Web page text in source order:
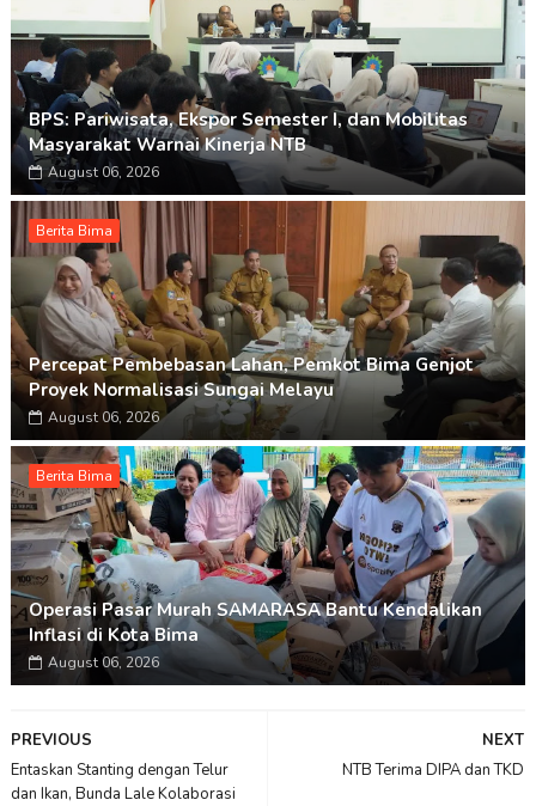
BPS: Pariwisata, Ekspor Semester I, dan Mobilitas
Masyarakat Warnai Kinerja NTB
August 06, 2026
Berita Bima
Percepat Pembebasan Lahan, Pemkot Bima Genjot
Proyek Normalisasi Sungai Melayu
August 06, 2026
Berita Bima
Operasi Pasar Murah SAMARASA Bantu Kendalikan
Inflasi di Kota Bima
August 06, 2026
NEXT
NTB Terima DIPA dan TKD
PREVIOUS
Entaskan Stanting dengan Telur
dan Ikan, Bunda Lale Kolaborasi